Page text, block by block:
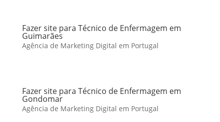
Fazer site para Técnico de Enfermagem em
Guimarães
Agência de Marketing Digital em Portugal
Fazer site para Técnico de Enfermagem em
Gondomar
Agência de Marketing Digital em Portugal